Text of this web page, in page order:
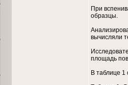
При
образцы.
вычисляли
площадь
В таблице 1